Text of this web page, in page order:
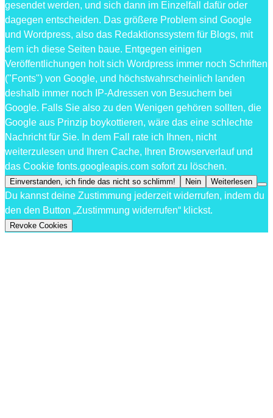
gesendet werden, und sich dann im Einzelfall dafür oder
dagegen entscheiden. Das größere Problem sind Google
und Wordpress, also das Redaktionssystem für Blogs, mit
dem ich diese Seiten baue. Entgegen einigen
Veröffentlichungen holt sich Wordpress immer noch Schriften
("Fonts") von Google, und höchstwahrscheinlich landen
deshalb immer noch IP-Adressen von Besuchern bei
Google. Falls Sie also zu den Wenigen gehören sollten, die
Google aus Prinzip boykottieren, wäre das eine schlechte
Nachricht für Sie. In dem Fall rate ich Ihnen, nicht
weiterzulesen und Ihren Cache, Ihren Browserverlauf und
das Cookie fonts.googleapis.com sofort zu löschen.
Einverstanden, ich finde das nicht so schlimm! Nein Weiterlesen
Du kannst deine Zustimmung jederzeit widerrufen, indem du
den den Button „Zustimmung widerrufen“ klickst.
Revoke Cookies